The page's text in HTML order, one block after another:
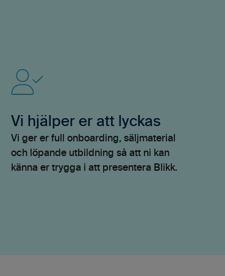
Vi hjälper er att lyckas
Vi ger er full onboarding, säljmaterial
och löpande utbildning så att ni kan
känna er trygga i att presentera Blikk.